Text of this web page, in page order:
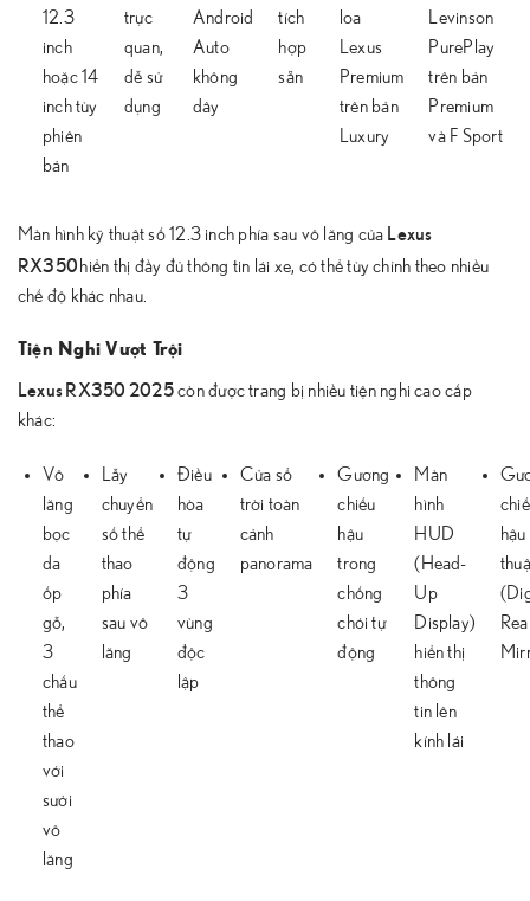
12.3
inch
hoặc 14
inch tùy
phiên
bản
trực
quan,
dễ sử
dụng
Android
Auto
không
dây
tích
hợp
sẵn
loa
Lexus
Premium
trên bản
Luxury
Levinson
PurePlay
trên bản
Premium
và F Sport
Màn hình kỹ thuật số 12.3 inch phía sau vô lăng của Lexus
RX350 hiển thị đầy đủ thông tin lái xe, có thể tùy chỉnh theo nhiều
chế độ khác nhau.
Tiện Nghi Vượt Trội
Lexus RX350 2025còn được trang bị nhiều tiện nghi cao cấp
khác:
Vô
lăng
bọc
da
ốp
gỗ,
3
chấu
thể
thao
với
sưởi
vô
lăng
Lẫy
chuyển
số thể
thao
phía
sau vô
lăng
Điều
hòa
tự
động
3
vùng
độc
lập
Cửa sổ
trời toàn
cảnh
panorama
Gương
chiếu
hậu
trong
chống
chói tự
động
Màn
hình
HUD
(Head-
Up
Display)
hiển thị
thông
tin lên
kính lái